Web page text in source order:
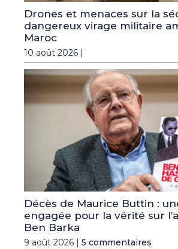
Drones et menaces sur la
dangereux virage militaire
Maroc
10 août 2026 |
Décès de Maurice Buttin :
engagée pour la vérité sur
Ben Barka
9 août 2026 | 5 commentaires